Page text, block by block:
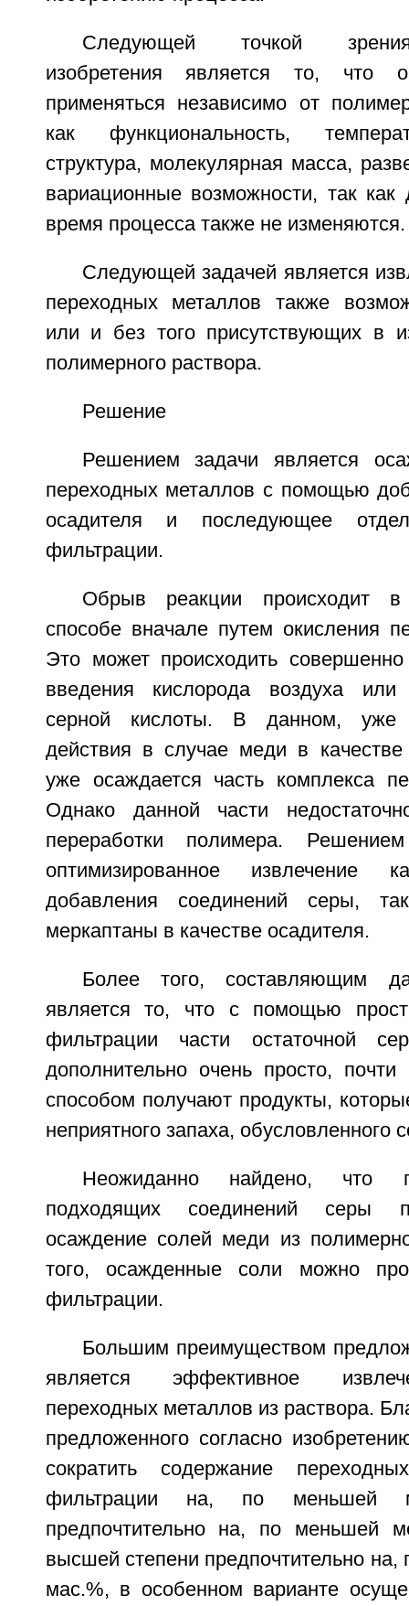
Следующей точкой
изобретения является то, что
применяться независимо от
как функциональность,
структура, молекулярная масса,
вариационные возможности, так
время процесса также не изменяются.
Следующей задачей является
переходных металлов также
или и без того присутствующих в
полимерного раствора.
Решение
Решением задачи является
переходных металлов с помощью
осадителя и последующее
фильтрации.
Обрыв реакции происходит
способе вначале путем окисления
Это может происходить
введения кислорода воздуха
серной кислоты. В данном, уже
действия в случае меди в качестве
уже осаждается часть комплекса
Однако данной части
переработки полимера.
оптимизированное извлечение
добавления соединений серы,
меркаптаны в качестве осадителя.
Более того, составляющим
является то, что с помощью
фильтрации части остаточной
дополнительно очень просто,
способом получают продукты,
неприятного запаха, обусловленного
Неожиданно найдено, что
подходящих соединений серы
осаждение солей меди из
того, осажденные соли можно
фильтрации.
Большим преимуществом
является эффективное
переходных металлов из раствора.
предложенного согласно
сократить содержание
фильтрации на, по меньшей
предпочтительно на, по меньшей
высшей степени предпочтительно
мас.%, в особенном варианте